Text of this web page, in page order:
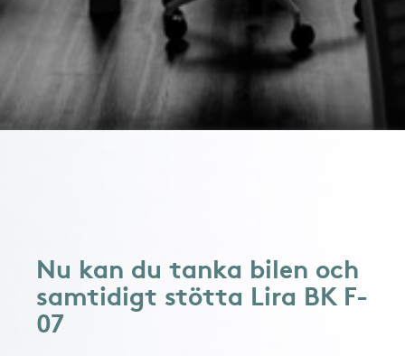
Nu kan du tanka bilen och
samtidigt stötta Lira BK F-
07